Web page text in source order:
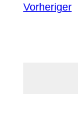
Vorheriger